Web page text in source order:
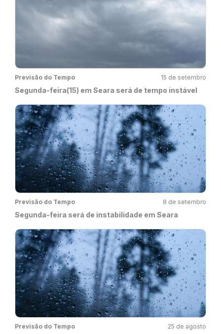
Previsão do Tempo 15 de setembro
Segunda-feira(15) em Seara será de tempo instável
Previsão do Tempo 8 de setembro
Segunda-feira será de instabilidade em Seara
Previsão do Tempo 25 de agosto